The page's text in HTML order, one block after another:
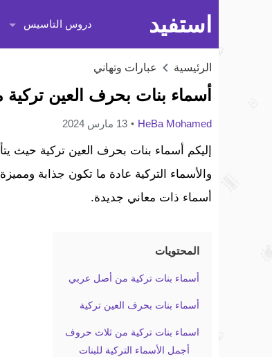
استفيد دروس التاسيس
الرئيسية عبارات وتهاني
أسماء بنات بحرف العين تركية
HeBa Mohamed 13 مارس 2024
إليكم أسماء بنات بحرف العين تركية حيث
والأسماء التركية عادة ما تكون جذابة
أسماء ذات معاني جديدة.
المحتويات
أسماء بنات تركية من أصل عربي
أسماء بنات بحرف العين تركية
اسماء بنات تركية من ثلاث حروف
أجمل الأسماء التركية للبنات